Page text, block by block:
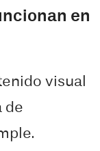
en
visual
de